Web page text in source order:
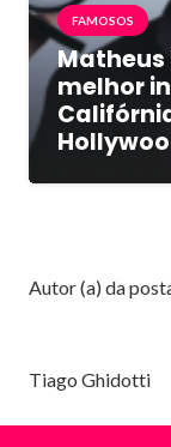
FAMOSOS
Matheus
melhor
Autor (a) da
Tiago Ghidotti